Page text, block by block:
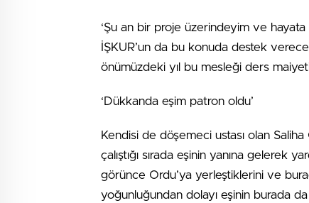
‘Şu an bir proje üzerindeyim ve
İŞKUR’un da bu konuda destek
önümüzdeki yıl bu mesleği ders
‘Dükkanda eşim patron oldu’
Kendisi de döşemeci ustası olan
çalıştığı sırada eşinin yanına gelerek
görünce Ordu’ya yerleştiklerini ve
yoğunluğundan dolayı eşinin burada